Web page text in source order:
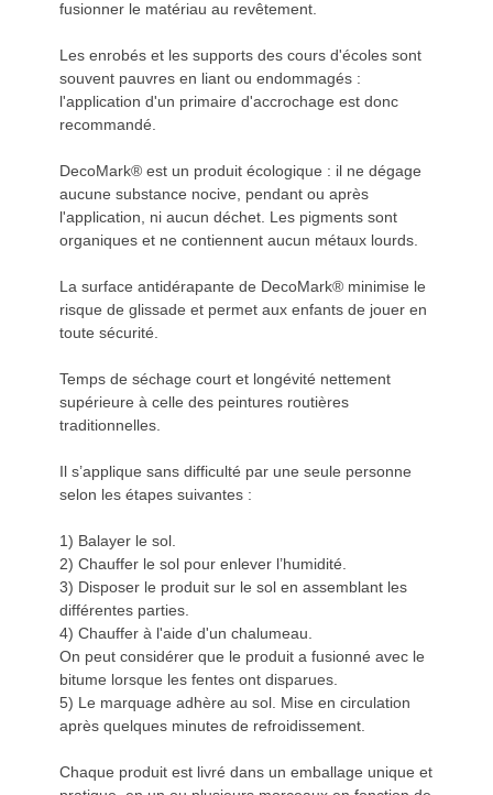
fusionner le matériau au revêtement.
Les enrobés et les supports des cours d'écoles sont
souvent pauvres en liant ou endommagés :
l'application d'un primaire d'accrochage est donc
recommandé.
DecoMark® est un produit écologique : il ne dégage
aucune substance nocive, pendant ou après
l'application, ni aucun déchet. Les pigments sont
organiques et ne contiennent aucun métaux lourds.
La surface antidérapante de DecoMark® minimise le
risque de glissade et permet aux enfants de jouer en
toute sécurité.
Temps de séchage court et longévité nettement
supérieure à celle des peintures routières
traditionnelles.
Il s’applique sans difficulté par une seule personne
selon les étapes suivantes :
1) Balayer le sol.
2) Chauffer le sol pour enlever l’humidité.
3) Disposer le produit sur le sol en assemblant les
différentes parties.
4) Chauffer à l'aide d'un chalumeau.
On peut considérer que le produit a fusionné avec le
bitume lorsque les fentes ont disparues.
5) Le marquage adhère au sol. Mise en circulation
après quelques minutes de refroidissement.
Chaque produit est livré dans un emballage unique et